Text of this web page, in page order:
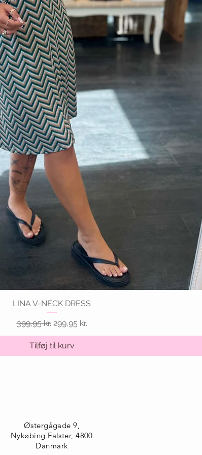
Hurtigvisning
LINA V-NECK DRESS
Regulær pris
399,95 kr. Salgspris
299,95 kr.
Tilføj til kurv
Østergågade 9,
Nykøbing Falster, 4800
Danmark